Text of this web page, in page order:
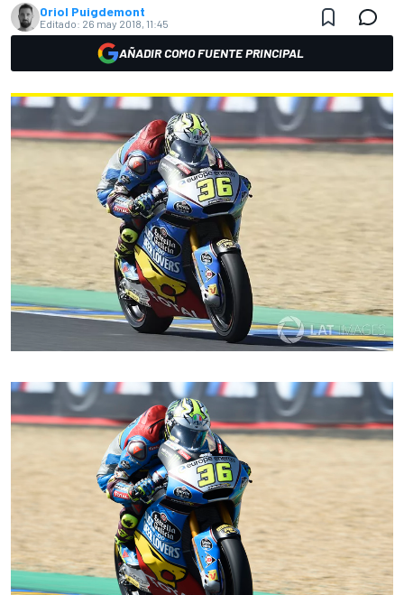
Oriol Puigdemont
Editado: 26 may 2018, 11:45
AÑADIR COMO FUENTE PRINCIPAL